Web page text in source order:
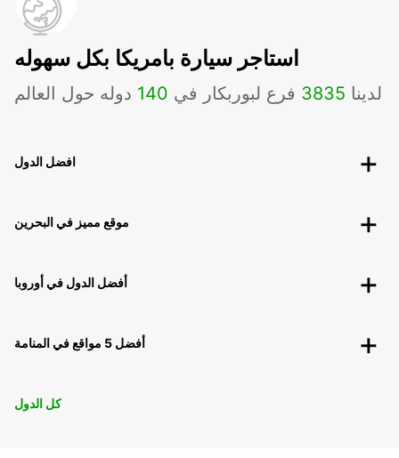
استاجر سيارة بامريكا بكل سهوله
لدينا 3835 فرع لبوربكار في 140 دوله حول العالم
افضل الدول
موقع مميز في البحرين
أفضل الدول في أوروبا
أفضل 5 مواقع في المنامة
كل الدول